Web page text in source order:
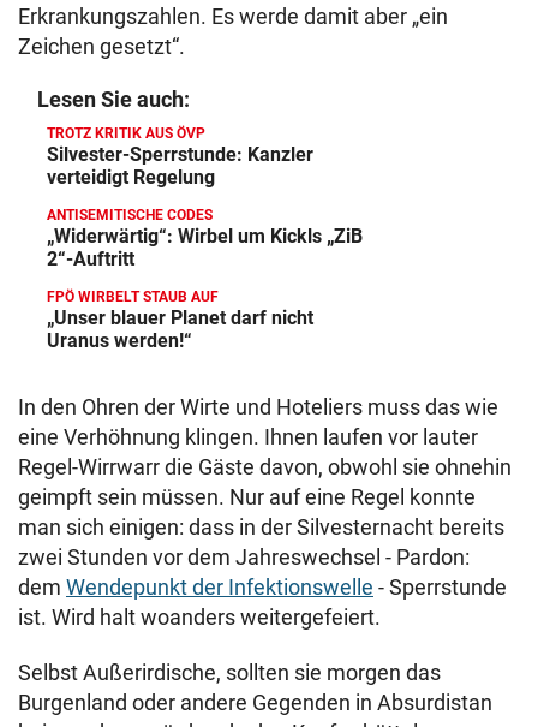
Erkrankungszahlen. Es werde damit aber „ein
Zeichen gesetzt“.
Lesen Sie auch:
TROTZ KRITIK AUS ÖVP
Silvester-Sperrstunde: Kanzler
verteidigt Regelung
ANTISEMITISCHE CODES
„Widerwärtig“: Wirbel um Kickls „ZiB
2“-Auftritt
FPÖ WIRBELT STAUB AUF
„Unser blauer Planet darf nicht
Uranus werden!“
In den Ohren der Wirte und Hoteliers muss das wie
eine Verhöhnung klingen. Ihnen laufen vor lauter
Regel-Wirrwarr die Gäste davon, obwohl sie ohnehin
geimpft sein müssen. Nur auf eine Regel konnte
man sich einigen: dass in der Silvesternacht bereits
zwei Stunden vor dem Jahreswechsel - Pardon:
dem Wendepunkt der Infektionswelle - Sperrstunde
ist. Wird halt woanders weitergefeiert.
Selbst Außerirdische, sollten sie morgen das
Burgenland oder andere Gegenden in Absurdistan